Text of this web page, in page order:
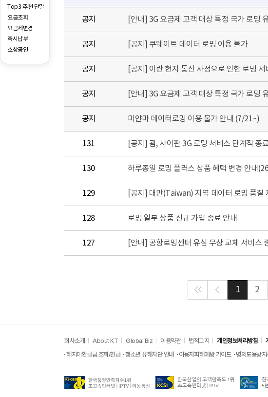
Top3 추천 단말
요금조회
요금제변경
즉시납부
소상공인
공지 [안내] 3G 요금제 고객 대상 특정 국가 로밍
공지 [공지] 쿠웨이트 데이터 로밍 이용 불가
공지 [공지] 이란 현지 통신 사정으로 인한 로밍 서
공지 [안내] 3G 요금제 고객 대상 특정 국가 로밍
공지 미얀마 데이터로밍 이용 불가 안내 (7/21~)
131 [공지] 괌, 사이판 3G 로밍 서비스 단계적 종
130 하루종일 로밍 플러스 상품 혜택 변경 안내
129 [공지] 대만(Taiwan) 지역 데이터 로밍 품질
128 로밍 일부 상품 신규 가입 종료 안내
127 [안내] 공항로밍센터 유심 무상 교체 서비스
1 2
회사소개 About KT Global Biz 이용약관 법적고지 개인정보처리방침
해지미환급금 조회/환급
청소년 유해차단 안내 이용자피해예방 가이드 명의도용방